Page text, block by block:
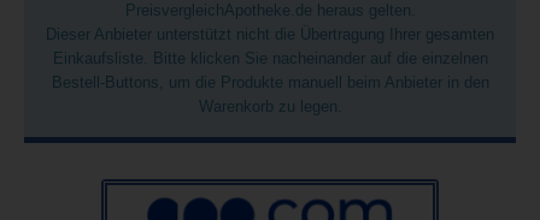
PreisvergleichApotheke.de heraus gelten.
Dieser Anbieter unterstützt nicht die Übertragung Ihrer gesamten
Einkaufsliste. Bitte klicken Sie nacheinander auf die einzelnen
Bestell-Buttons, um die Produkte manuell beim Anbieter in den
Warenkorb zu legen.